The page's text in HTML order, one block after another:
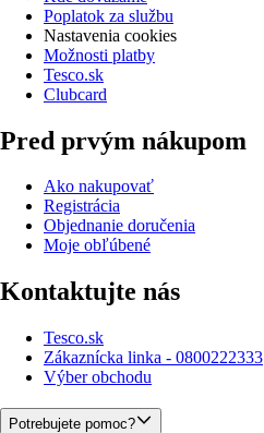
Poplatok za službu
Nastavenia cookies
Možnosti platby
Tesco.sk
Clubcard
Pred prvým nákupom
Ako nakupovať
Registrácia
Objednanie doručenia
Moje obľúbené
Kontaktujte nás
Tesco.sk
Zákaznícka linka - 0800222333
Výber obchodu
Potrebujete pomoc?